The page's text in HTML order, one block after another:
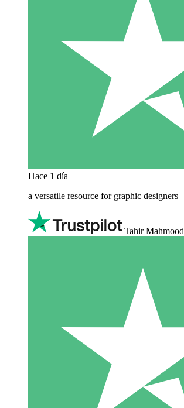
Hace 1 día
a versatile resource for graphic designers
Tahir Mahmood